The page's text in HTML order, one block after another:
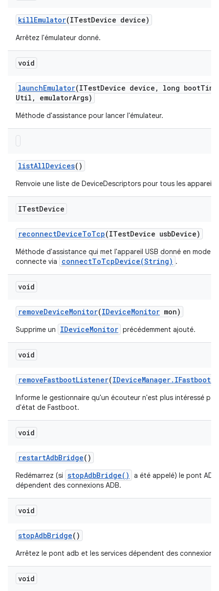
killEmulator(ITestDevice device)
Arrêtez l'émulateur donné.
void
launchEmulator(ITestDevice device , long boot
Util , emulatorArgs)
Méthode d'assistance pour lancer l'émulateur.
listAllDevices()
Renvoie une liste de DeviceDescriptors pour tous les appareils
ITestDevice
reconnectDeviceToTcp(ITestDevice usbDevice)
Méthode d'assistance qui met l'appareil USB donné en mode
connecte via
connectToTcpDevice(String) .
void
removeDeviceMonitor(IDeviceMonitor mon)
Supprime un IDeviceMonitor précédemment ajouté.
void
removeFastbootListener(IDeviceManager. IFastboot
Informe le gestionnaire qu'un écouteur n'est plus intéressé par
d'état de Fastboot.
void
restartAdbBridge()
Redémarrez (si stopAdbBridge()
a été appelé) le pont
dépendent des connexions ADB.
void
stopAdbBridge()
Arrêtez le pont adb et les services dépendent des connexions
void